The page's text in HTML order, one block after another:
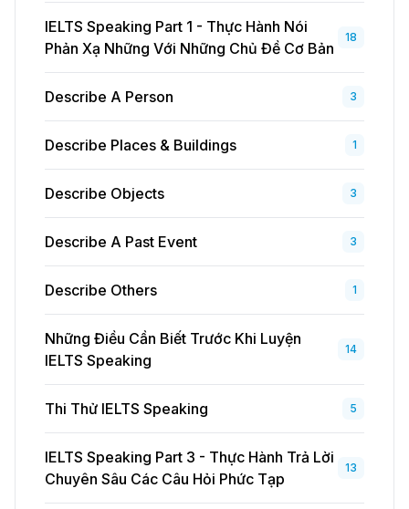
IELTS Speaking Part 1 - Thực Hành Nói
Phản Xạ Những Với Những Chủ Đề Cơ Bản
18
Describe A Person 3
Describe Places & Buildings 1
Describe Objects 3
Describe A Past Event 3
Describe Others 1
Những Điều Cần Biết Trước Khi Luyện
IELTS Speaking
14
Thi Thử IELTS Speaking 5
IELTS Speaking Part 3 - Thực Hành Trả Lời
Chuyên Sâu Các Câu Hỏi Phức Tạp
13